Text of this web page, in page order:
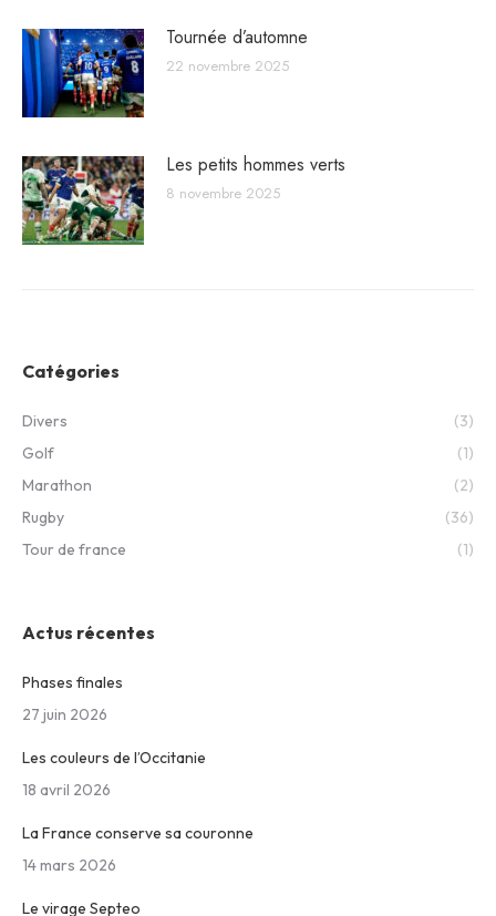
Tournée d’automne
22 novembre 2025
Les petits hommes verts
8 novembre 2025
Catégories
Divers
(3)
Golf
(1)
Marathon
(2)
Rugby
(36)
Tour de france
(1)
Actus récentes
Phases finales
27 juin 2026
Les couleurs de l’Occitanie
18 avril 2026
La France conserve sa couronne
14 mars 2026
Le virage Septeo